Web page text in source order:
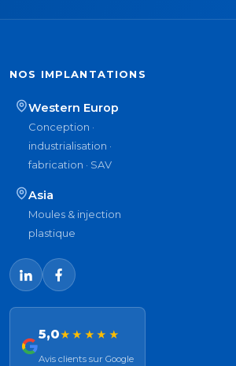
NOS IMPLANTATIONS
Western Europ
Conception ·
industrialisation ·
fabrication · SAV
Asia
Moules & injection
plastique
5,0★★★★★
Avis clients sur Google